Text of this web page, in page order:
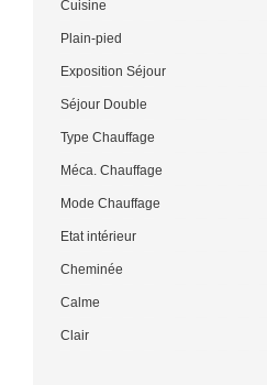
Cuisine
Plain-pied
Exposition Séjour
Séjour Double
Type Chauffage
Méca. Chauffage
Mode Chauffage
Etat intérieur
Cheminée
Calme
Clair